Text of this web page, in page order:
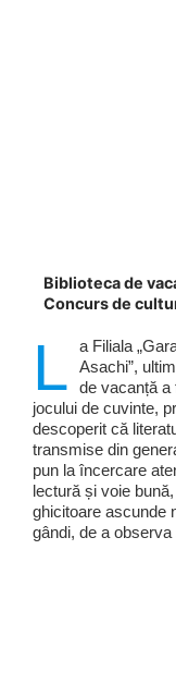
Biblioteca de
Concurs de
L
a Filiala
Asachi”,
de vacanță a
jocului de cuvinte,
descoperit că
transmise din
pun la încercare
lectură și voie
ghicitoare ascunde
gândi, de a